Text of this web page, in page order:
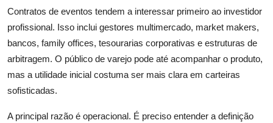
Contratos de eventos tendem a interessar primeiro ao investidor
profissional. Isso inclui gestores multimercado, market makers,
bancos, family offices, tesourarias corporativas e estruturas de
arbitragem. O público de varejo pode até acompanhar o produto,
mas a utilidade inicial costuma ser mais clara em carteiras
sofisticadas.
A principal razão é operacional. É preciso entender a definição